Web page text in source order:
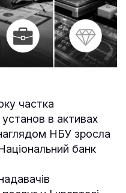
частка
установ в активах
НБУ зросла
банк